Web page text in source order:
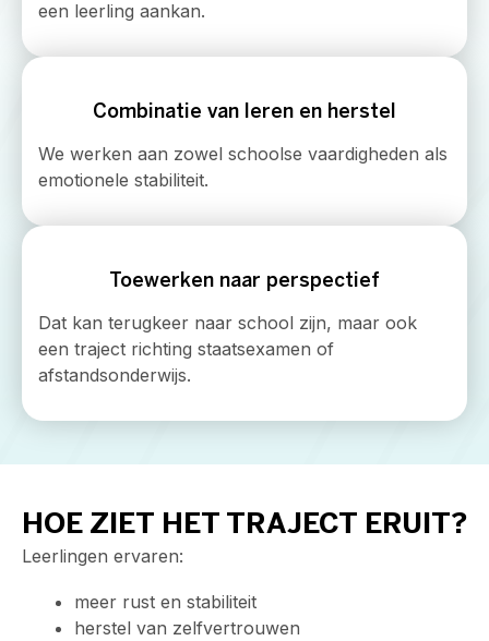
een leerling aankan.
Combinatie van leren en herstel
We werken aan zowel schoolse vaardigheden als
emotionele stabiliteit.
Toewerken naar perspectief
Dat kan terugkeer naar school zijn, maar ook
een traject richting staatsexamen of
afstandsonderwijs.
HOE ZIET HET TRAJECT ERUIT?
Leerlingen ervaren:
meer rust en stabiliteit
herstel van zelfvertrouwen